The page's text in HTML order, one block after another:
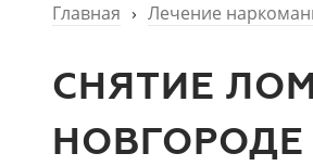
Главная › Лечение
СНЯТИЕ
НОВГОРОДЕ